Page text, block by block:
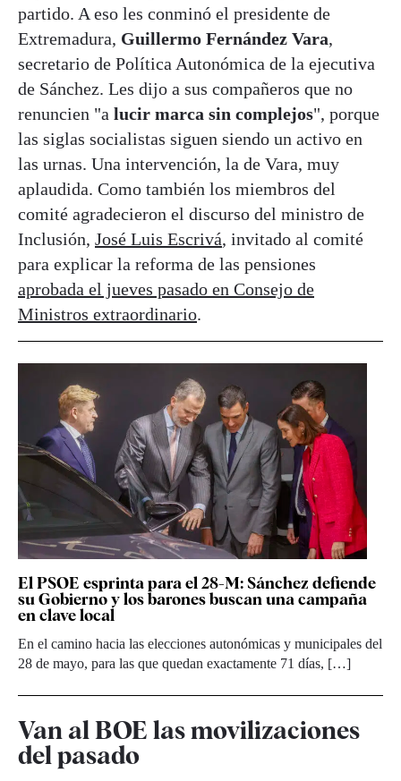
partido. A eso les conminó el presidente de
Extremadura, Guillermo Fernández Vara,
secretario de Política Autonómica de la ejecutiva
de Sánchez. Les dijo a sus compañeros que no
renuncien "a lucir marca sin complejos", porque
las siglas socialistas siguen siendo un activo en
las urnas. Una intervención, la de Vara, muy
aplaudida. Como también los miembros del
comité agradecieron el discurso del ministro de
Inclusión, José Luis Escrivá, invitado al comité
para explicar la reforma de las pensiones
aprobada el jueves pasado en Consejo de
Ministros extraordinario.
El PSOE esprinta para el 28-M: Sánchez defiende
su Gobierno y los barones buscan una campaña
en clave local
En el camino hacia las elecciones autonómicas y municipales del
28 de mayo, para las que quedan exactamente 71 días, […]
Van al BOE las movilizaciones
del pasado